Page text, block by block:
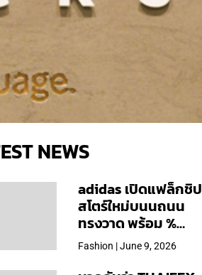
NEWS
adidas เปิดแฟล็กชิป
สโตร์ใหม่บนนถนน
ทรงวาด พร้อม %
Arabica และคอลเลก
ชันพิเศษเฉพาะสาขา
Fashion | June 9, 2026